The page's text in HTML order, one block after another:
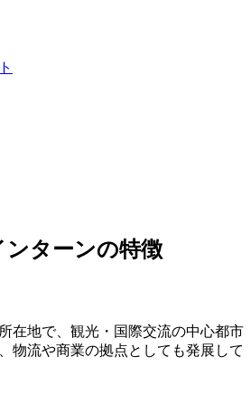
ンターンの特徴
在地で、観光・国際交流の中心都市
物流や商業の拠点としても発展して